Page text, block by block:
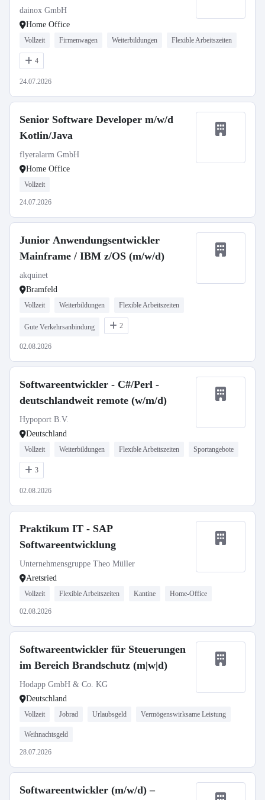
dainox GmbH
Home Office
Vollzeit Firmenwagen Weiterbildungen Flexible Arbeitszeiten
4
24.07.2026
Senior Software Developer m/w/d
Kotlin/Java
flyeralarm GmbH
Home Office
Vollzeit
24.07.2026
Junior Anwendungsentwickler
Mainframe / IBM z/OS (m/w/d)
akquinet
Bramfeld
Vollzeit Weiterbildungen Flexible Arbeitszeiten
Gute Verkehrsanbindung 2
02.08.2026
Softwareentwickler - C#/Perl -
deutschlandweit remote (w/m/d)
Hypoport B.V.
Deutschland
Vollzeit Weiterbildungen Flexible Arbeitszeiten Sportangebote
3
02.08.2026
Praktikum IT - SAP
Softwareentwicklung
Unternehmensgruppe Theo Müller
Aretsried
Vollzeit Flexible Arbeitszeiten Kantine Home-Office
02.08.2026
Softwareentwickler für Steuerungen
im Bereich Brandschutz (m|w|d)
Hodapp GmbH & Co. KG
Deutschland
Vollzeit Jobrad Urlaubsgeld Vermögenswirksame Leistung
Weihnachtsgeld
28.07.2026
Softwareentwickler (m/w/d) –